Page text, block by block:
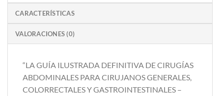
CARACTERÍSTICAS
VALORACIONES (0)
“LA GUÍA ILUSTRADA DEFINITIVA DE CIRUGÍAS
ABDOMINALES PARA CIRUJANOS GENERALES,
COLORRECTALES Y GASTROINTESTINALES –